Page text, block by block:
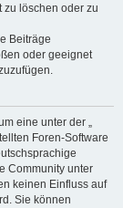
zu löschen oder zu
Beiträge
oder geeignet
eine unter der „
Foren-Software
Community unter
keinen Einfluss auf
Sie können